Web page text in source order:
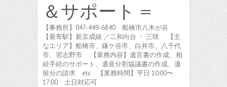
＆サポート =
【事務所】047-449-6840 船橋市八木が谷
【最寄駅】新京成線 ／二和向台 ・ 三咲 【主
なエリア】船橋市、鎌ケ谷市、白井市、八千代
市、習志野市 【業務内容】遺言書の作成、相
続手続のサポート、遺産分割協議書の作成、遺
留分の請求 etc 【業務時間】平日 10:00〜
17:00 土日対応可